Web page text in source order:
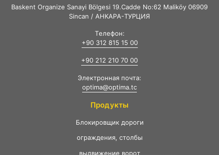
Baskent Organize Sanayi Bölgesi 19.Cadde No:62 Maliköy 06909
Sincan / АНКАРА-ТУРЦИЯ
Телефон:
+90 312 815 15 00
+90 212 210 70 00
Электронная почта:
optima@optima.tc
Продукты
Ƃлокировщик дороги
ограждения, столбы
выдвижение ворот